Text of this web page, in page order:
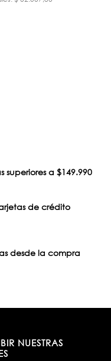
superiores a $149.990
de crédito
desde la compra
NUESTRAS